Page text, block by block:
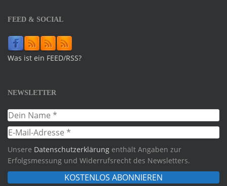
FEED & SOCIAL
Was ist ein FEED/RSS?
NEWSLETTER
Unsere Datenschutzerklärung enthält Angaben zur
Erfolgsmessung und Widerrufsrecht des Newsletters.